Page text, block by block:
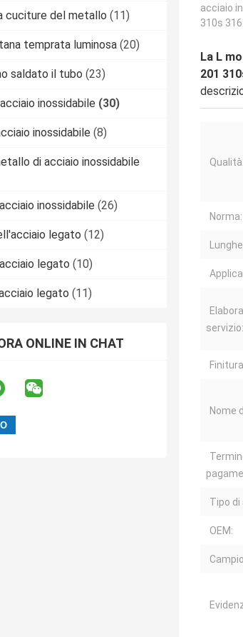
cuciture del metallo (11)
temprata luminosa (20)
saldato il tubo (23)
inossidabile (30)
inossidabile (8)
di acciaio inossidabile
inossidabile (26)
legato (12)
legato (10)
legato (11)
ONLINE IN CHAT
acciaio
310s
La L
201
Qualità:
Norma:
servizio:
Nome
Tipo
OEM: